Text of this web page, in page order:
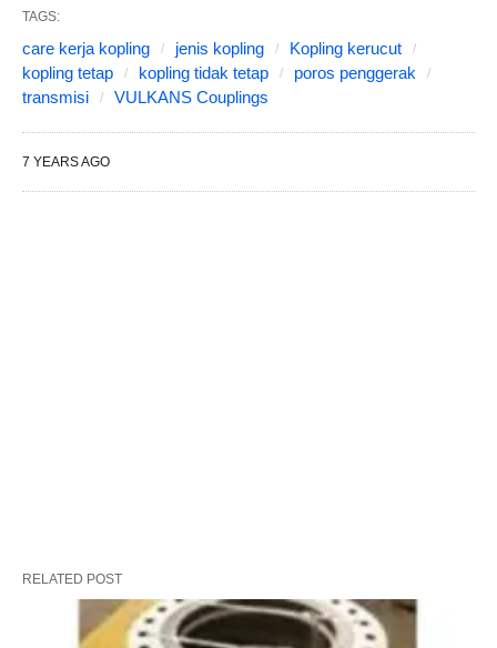
TAGS:
care kerja kopling jenis kopling
Kopling kerucut
kopling tetap
kopling tidak tetap
poros penggerak
transmisi
VULKANS Couplings
7 YEARS AGO
RELATED POST